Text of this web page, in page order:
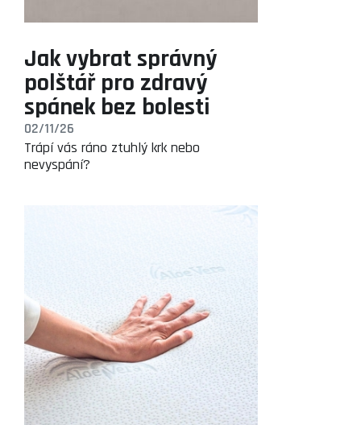
Jak vybrat správný
polštář pro zdravý
spánek bez bolesti
02/11/26
Trápí vás ráno ztuhlý krk nebo
nevyspání?